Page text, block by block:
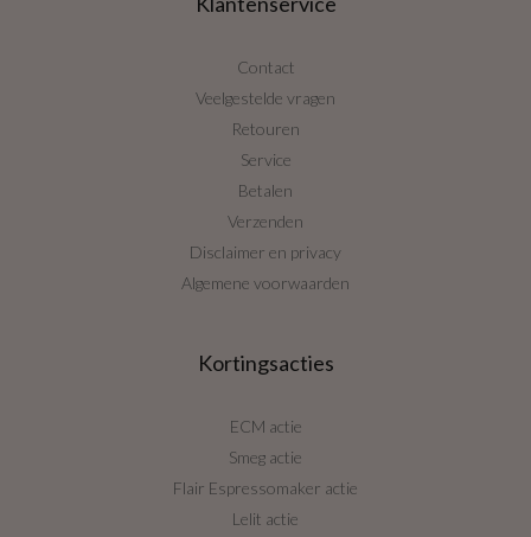
Contact
Veelgestelde vragen
Retouren
Service
Betalen
Verzenden
Disclaimer en privacy
Algemene voorwaarden
Kortingsacties
ECM actie
Smeg actie
Flair Espressomaker actie
Lelit actie